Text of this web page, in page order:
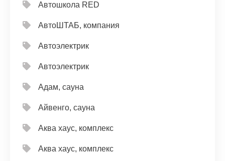
Автошкола RED
АвтоШТАБ, компания
Автоэлектрик
Автоэлектрик
Адам, сауна
Айвенго, сауна
Аква хаус, комплекс
Аква хаус, комплекс